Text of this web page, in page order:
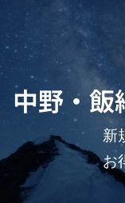
中野 ・飯
新
お